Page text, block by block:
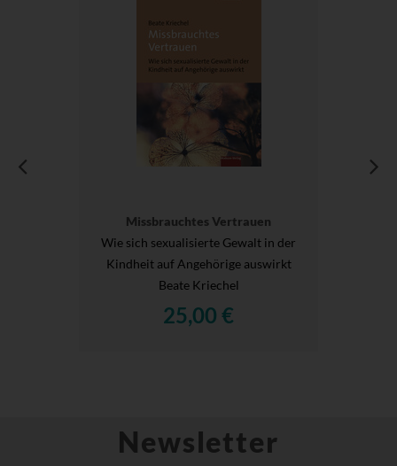
Missbrauchtes Vertrauen
Wie sich sexualisierte Gewalt in der
Kindheit auf Angehörige auswirkt
Beate Kriechel
25,00 €
Newsletter